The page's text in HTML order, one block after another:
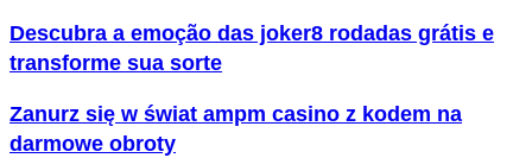
Descubra a emoção das joker8 rodadas grátis e
transforme sua sorte
Zanurz się w świat ampm casino z kodem na
darmowe obroty